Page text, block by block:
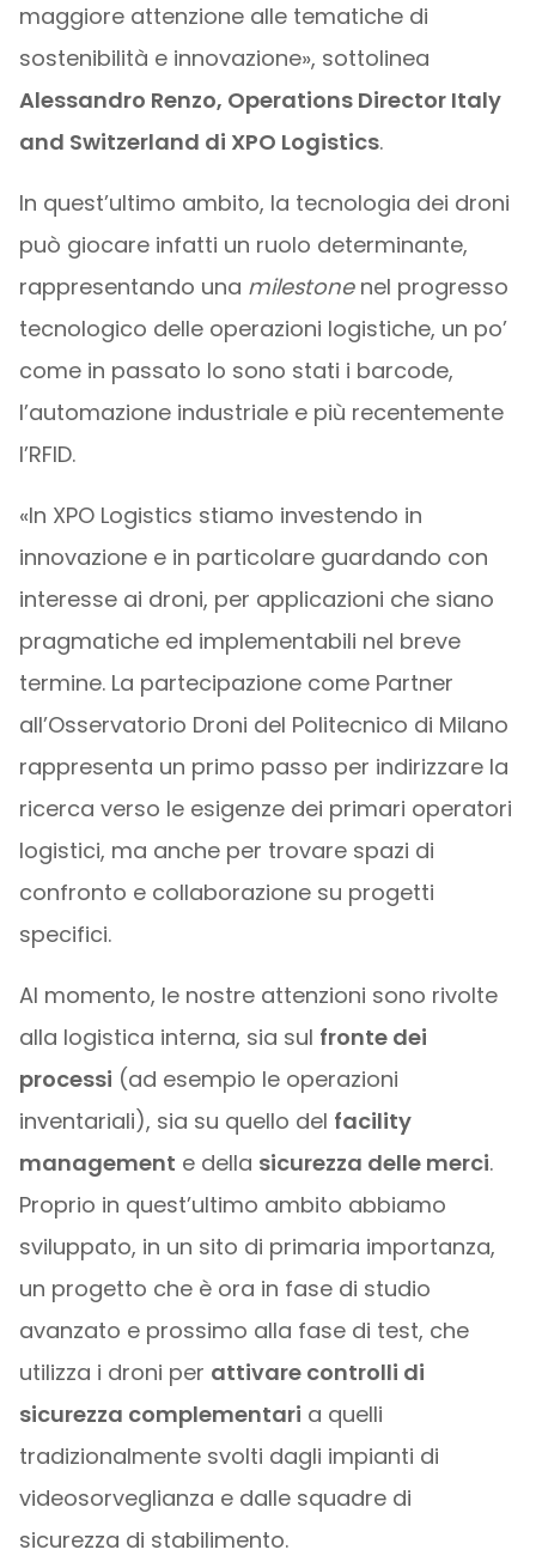
maggiore attenzione alle tematiche di
sostenibilità e innovazione», sottolinea
Alessandro Renzo, Operations Director Italy
and Switzerland di XPO Logistics.
In quest’ultimo ambito, la tecnologia dei droni
può giocare infatti un ruolo determinante,
rappresentando una milestone nel progresso
tecnologico delle operazioni logistiche, un po’
come in passato lo sono stati i barcode,
l’automazione industriale e più recentemente
l’RFID.
«In XPO Logistics stiamo investendo in
innovazione e in particolare guardando con
interesse ai droni, per applicazioni che siano
pragmatiche ed implementabili nel breve
termine. La partecipazione come Partner
all’Osservatorio Droni del Politecnico di Milano
rappresenta un primo passo per indirizzare la
ricerca verso le esigenze dei primari operatori
logistici, ma anche per trovare spazi di
confronto e collaborazione su progetti
specifici.
Al momento, le nostre attenzioni sono rivolte
alla logistica interna, sia sul fronte dei
processi (ad esempio le operazioni
inventariali), sia su quello del facility
management e della sicurezza delle merci.
Proprio in quest’ultimo ambito abbiamo
sviluppato, in un sito di primaria importanza,
un progetto che è ora in fase di studio
avanzato e prossimo alla fase di test, che
utilizza i droni per attivare controlli di
sicurezza complementari a quelli
tradizionalmente svolti dagli impianti di
videosorveglianza e dalle squadre di
sicurezza di stabilimento.